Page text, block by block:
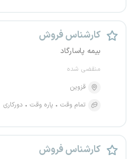
کارشناس فروش
بیمه پاسارگاد
منقضی شده
قزوین
تمام وقت
پاره وقت دورکاری
کارشناس فروش